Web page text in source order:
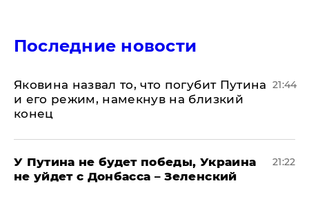
Последние новости
Яковина назвал то, что погубит Путина
и его режим, намекнув на близкий
конец
21:44
У Путина не будет победы, Украина
не уйдет с Донбасса – Зеленский
21:22